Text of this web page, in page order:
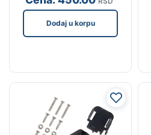
Dodaj u korpu